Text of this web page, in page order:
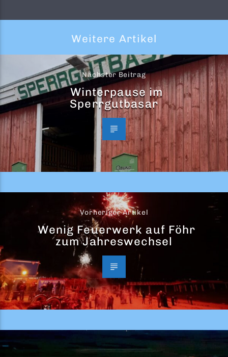
Weitere Artikel
Nächster Beitrag
Winterpause im
Sperrgutbasar
Vorheriger Artikel
Wenig Feuerwerk auf Föhr
zum Jahreswechsel